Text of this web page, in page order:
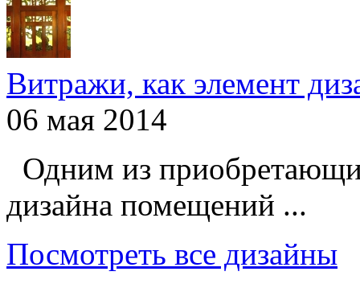
Витражи, как элемент
06 мая 2014
Одним из
дизайна помещений ...
Посмотреть все дизайны